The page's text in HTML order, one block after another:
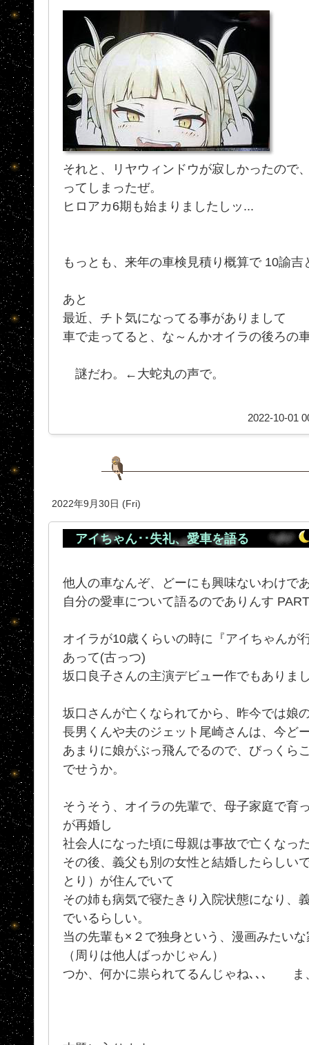
それと、リヤウィンドウが寂しかったので
ってしまったぜ。
ヒロアカ6期も始まりましたしッ...
もっとも、来年の車検見積り概算で 10諭
あと
最近、チト気になってる事がありまして
車で走ってると、な～んかオイラの後ろの
謎だわ。←大蛇丸の声で。
2022-10-01
2022年9月30日 (Fri)
アイちゃん･･失礼、愛車を語る
他人の車なんぞ、どーにも興味ないわけで
自分の愛車について語るのでありんす
オイラが10歳くらいの時に『アイちゃんが
あって(古っつ)
坂口良子さんの主演デビュー作でもありま
坂口さんが亡くなられてから、昨今では娘
長男くんや夫のジェット尾崎さんは、今ど
あまりに娘がぶっ飛んでるので、びっくら
でせうか。
そうそう、オイラの先輩で、母子家庭で育
が再婚し
社会人になった頃に母親は事故で亡くなっ
その後、義父も別の女性と結婚したらしい
とり）が住んでいて
その姉も病気で寝たきり入院状態になり、
でいるらしい。
当の先輩も×２で独身という、漫画みたい
（周りは他人ばっかじゃん）
つか、何かに祟られてるんじゃね､､､ ま